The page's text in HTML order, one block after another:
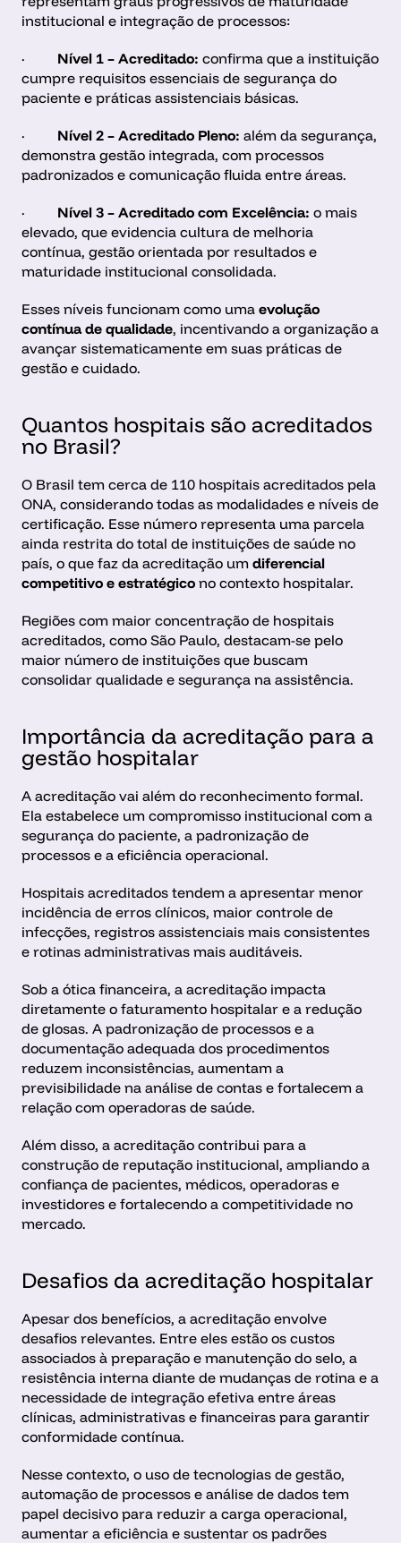
institucional e integração de processos:
· Nível 1 – Acreditado: confirma que a instituição
cumpre requisitos essenciais de segurança do
paciente e práticas assistenciais básicas.
· Nível 2 – Acreditado Pleno: além da segurança,
demonstra gestão integrada, com processos
padronizados e comunicação fluida entre áreas.
· Nível 3 – Acreditado com Excelência: o mais
elevado, que evidencia cultura de melhoria
contínua, gestão orientada por resultados e
maturidade institucional consolidada.
Esses níveis funcionam como uma evolução
contínua de qualidade, incentivando a organização a
avançar sistematicamente em suas práticas de
gestão e cuidado.
Quantos hospitais são acreditados
no Brasil?
O Brasil tem cerca de 110 hospitais acreditados pela
ONA, considerando todas as modalidades e níveis de
certificação. Esse número representa uma parcela
ainda restrita do total de instituições de saúde no
país, o que faz da acreditação um diferencial
competitivo e estratégico no contexto hospitalar.
Regiões com maior concentração de hospitais
acreditados, como São Paulo, destacam-se pelo
maior número de instituições que buscam
consolidar qualidade e segurança na assistência.
Importância da acreditação para a
gestão hospitalar
A acreditação vai além do reconhecimento formal.
Ela estabelece um compromisso institucional com a
segurança do paciente, a padronização de
processos e a eficiência operacional.
Hospitais acreditados tendem a apresentar menor
incidência de erros clínicos, maior controle de
infecções, registros assistenciais mais consistentes
e rotinas administrativas mais auditáveis.
Sob a ótica financeira, a acreditação impacta
diretamente o faturamento hospitalar e a redução
de glosas. A padronização de processos e a
documentação adequada dos procedimentos
reduzem inconsistências, aumentam a
previsibilidade na análise de contas e fortalecem a
relação com operadoras de saúde.
Além disso, a acreditação contribui para a
construção de reputação institucional, ampliando a
confiança de pacientes, médicos, operadoras e
investidores e fortalecendo a competitividade no
mercado.
Desafios da acreditação hospitalar
Apesar dos benefícios, a acreditação envolve
desafios relevantes. Entre eles estão os custos
associados à preparação e manutenção do selo, a
resistência interna diante de mudanças de rotina e a
necessidade de integração efetiva entre áreas
clínicas, administrativas e financeiras para garantir
conformidade contínua.
Nesse contexto, o uso de tecnologias de gestão,
automação de processos e análise de dados tem
papel decisivo para reduzir a carga operacional,
aumentar a eficiência e sustentar os padrões